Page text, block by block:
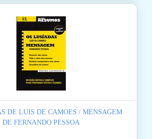
DE LUIS DE CAMOES / MENSAGEM
DE FERNANDO PESSOA